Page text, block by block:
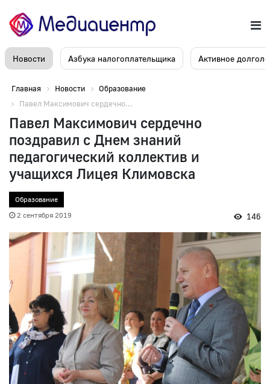
Новости Азбука налогоплательщика Активное
Главная Новости
Образование
Павел Максимович сердечно...
Павел Максимович сердечно
поздравил с Днем знаний
педагогический коллектив и
учащихся Лицея Климовска
Образование
2 сентября 2019
146